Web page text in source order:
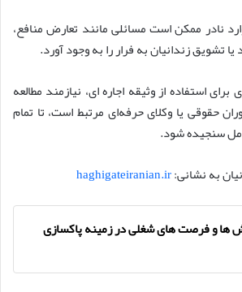
نادر ممکن است مسائلی مانند تعارض منافع،
تشویق زندانیان به فرار را به وجود آورد.
استفاده از وثیقه اجاره ای، نیازمند مطالعه
حقوقی یا وکلای حرفه‌ای‌ مرتبط است، تا تمام
سنجیده شود.
به نشانی:haghigateiranian.ir
ها و فرصت‌ های شغلی در زمینه پاکسازی